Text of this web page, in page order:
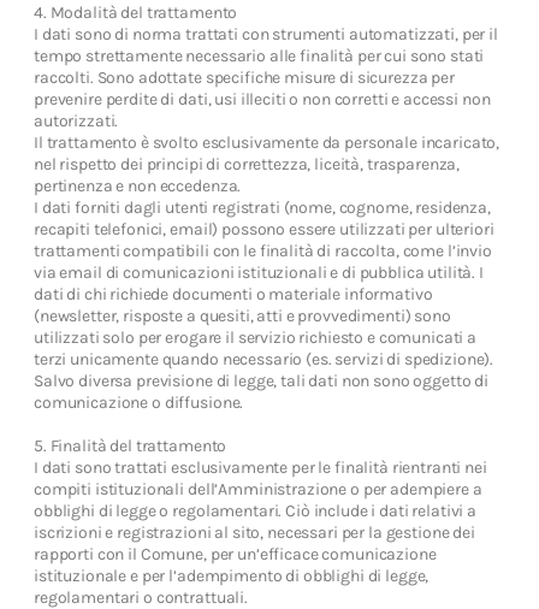
4. Modalità del trattamento
I dati sono di norma trattati con strumenti automatizzati, per il
tempo strettamente necessario alle finalità per cui sono stati
raccolti. Sono adottate specifiche misure di sicurezza per
prevenire perdite di dati, usi illeciti o non corretti e accessi non
autorizzati.
Il trattamento è svolto esclusivamente da personale incaricato,
nel rispetto dei principi di correttezza, liceità, trasparenza,
pertinenza e non eccedenza.
I dati forniti dagli utenti registrati (nome, cognome, residenza,
recapiti telefonici, email) possono essere utilizzati per ulteriori
trattamenti compatibili con le finalità di raccolta, come l’invio
via email di comunicazioni istituzionali e di pubblica utilità. I
dati di chi richiede documenti o materiale informativo
(newsletter, risposte a quesiti, atti e provvedimenti) sono
utilizzati solo per erogare il servizio richiesto e comunicati a
terzi unicamente quando necessario (es. servizi di spedizione).
Salvo diversa previsione di legge, tali dati non sono oggetto di
comunicazione o diffusione.
5. Finalità del trattamento
I dati sono trattati esclusivamente per le finalità rientranti nei
compiti istituzionali dell’Amministrazione o per adempiere a
obblighi di legge o regolamentari. Ciò include i dati relativi a
iscrizioni e registrazioni al sito, necessari per la gestione dei
rapporti con il Comune, per un’efficace comunicazione
istituzionale e per l’adempimento di obblighi di legge,
regolamentari o contrattuali.